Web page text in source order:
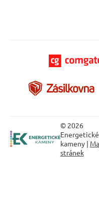
© 2026
Energetické
kameny |
stránek